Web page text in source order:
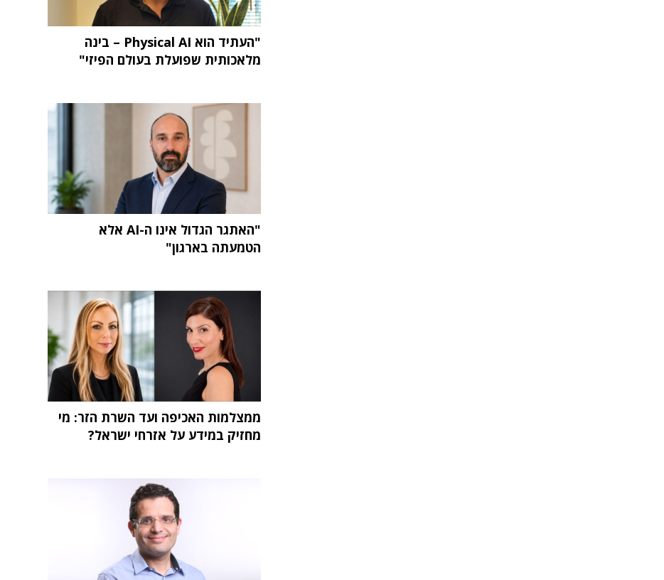
"העתיד הוא Physical AI – בינה
מלאכותית שפועלת בעולם הפיזי"
"האתגר הגדול אינו ה-AI אלא
הטמעתה בארגון"
ממצלמות האכיפה ועד השרת הזר: מי
מחזיק במידע על אזרחי ישראל?